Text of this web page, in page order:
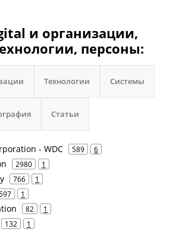
и организации,
персоны:
Технологии Системы
Статьи
- WDC 589 6
2980 1
766 1
1
82 1
132 1